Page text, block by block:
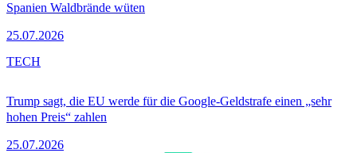
Spanien Waldbrände wüten
25.07.2026
Trump sagt, die EU werde für die Google-Geldstrafe einen „sehr
hohen Preis“ zahlen
25.07.2026
TECH